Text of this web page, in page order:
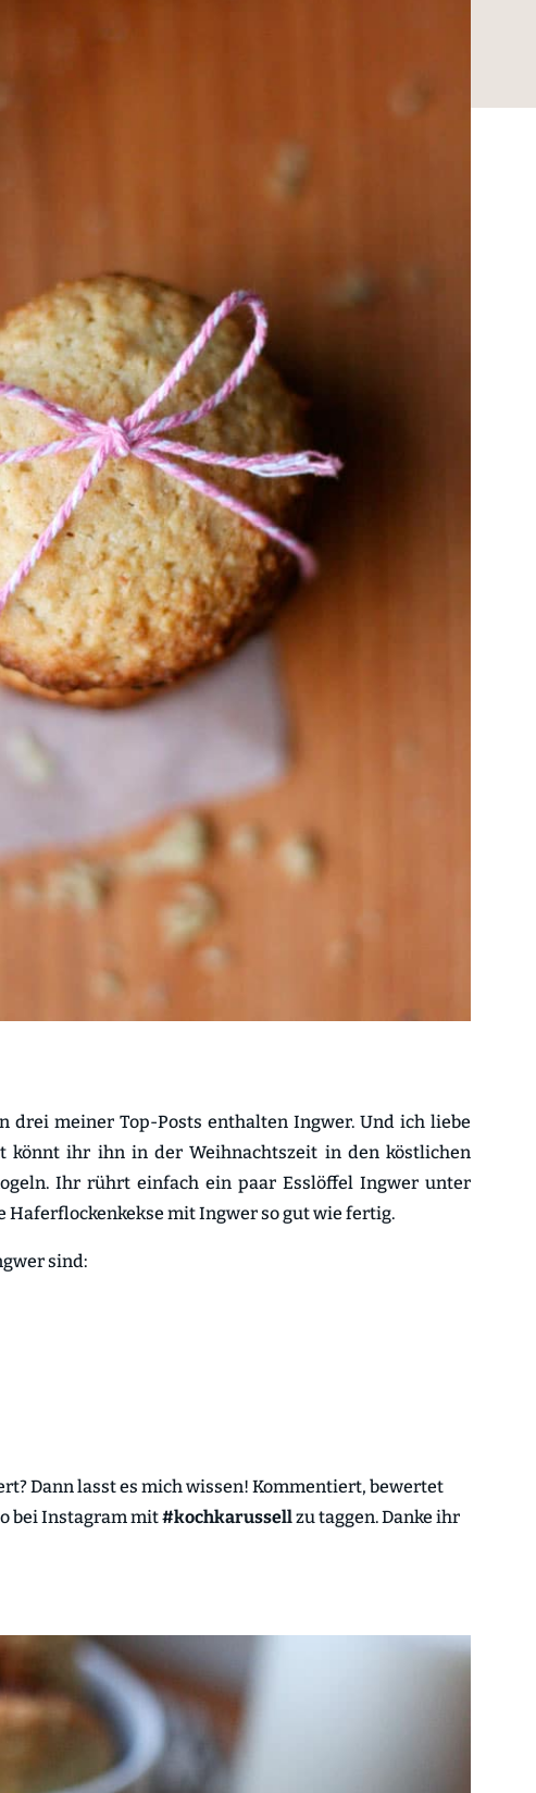
drei meiner Top-Posts enthalten Ingwer. Und ich liebe
könnt ihr ihn in der Weihnachtszeit in den köstlichen
Ihr rührt einfach ein paar Esslöffel Ingwer unter
Haferflockenkekse mit Ingwer so gut wie fertig.
sind:
Dann lasst es mich wissen! Kommentiert, bewertet
bei Instagram mit#kochkarussellzu taggen. Danke ihr